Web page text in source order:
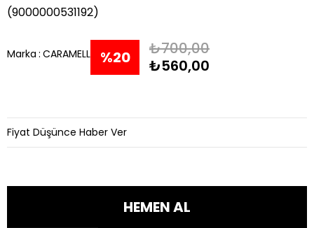
(9000000531192)
Marka : CARAMELL %20
₺700,00
₺560,00
Fiyat Düşünce Haber Ver